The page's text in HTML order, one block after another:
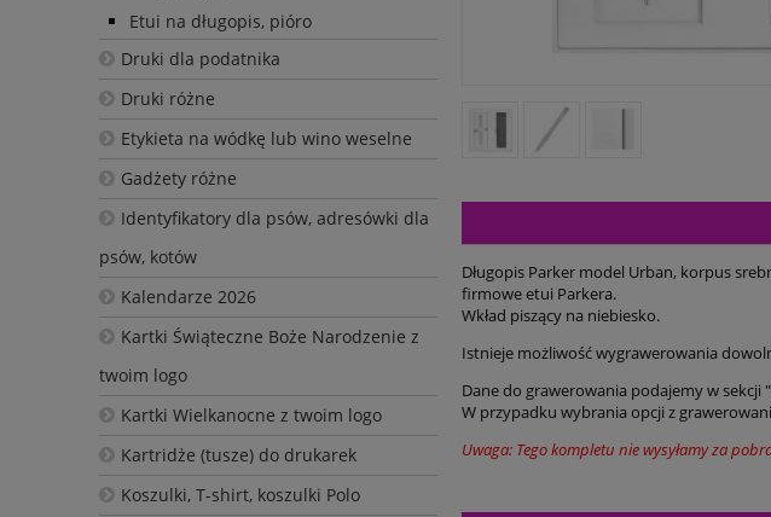
Etui na długopis, pióro
Druki dla podatnika
Druki różne
Etykieta na wódkę lub wino weselne
Gadżety różne
Identyfikatory dla psów, adresówki dla
psów, kotów
Kalendarze 2026
Kartki Świąteczne Boże Narodzenie z
twoim logo
Kartki Wielkanocne z twoim logo
Kartridże (tusze) do drukarek
Koszulki, T-shirt, koszulki Polo
Długopis Parker model Urban, korpus
firmowe etui Parkera.
Wkład piszący na niebiesko.
Istnieje możliwość wygrawerowania
Dane do grawerowania podajemy w
W przypadku wybrania opcji z
Uwaga: Tego kompletu nie wysyłamy za